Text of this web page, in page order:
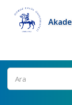
Ara